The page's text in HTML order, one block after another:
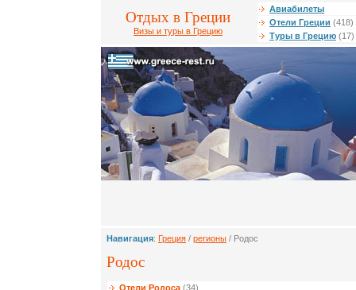
Отдых в Греции
Визы и туры в Грецию
Авиабилеты
Отели Греции (418)
Туры в Грецию (17)
Навигация: Греция / регионы / Родос
Родос
Отели Родоса(34)